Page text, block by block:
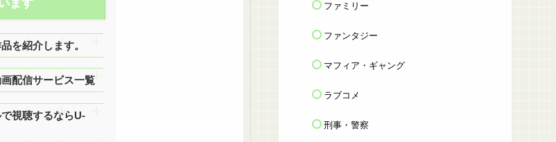
ます
を紹介します。
配信サービス一覧
視聴するならU-
ファミリー
ファンタジー
マフィア・ギャング
ラブコメ
刑事・警察